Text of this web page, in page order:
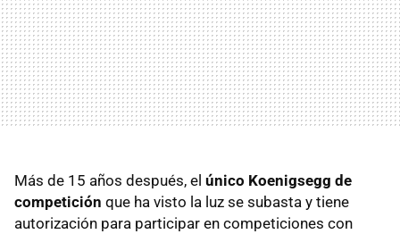
Más de 15 años después, el único Koenigsegg de
competición que ha visto la luz se subasta y tiene
autorización para participar en competiciones con